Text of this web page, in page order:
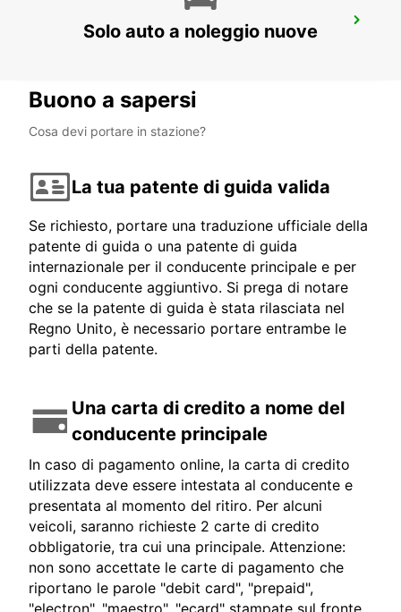
PAU MAULEON
Solo auto a noleggio nuove
Buono a sapersi
Cosa devi portare in stazione?
La tua patente di guida valida
Se richiesto, portare una traduzione ufficiale della
patente di guida o una patente di guida
internazionale per il conducente principale e per
ogni conducente aggiuntivo. Si prega di notare
che se la patente di guida è stata rilasciata nel
Regno Unito, è necessario portare entrambe le
parti della patente.
Una carta di credito a nome del
conducente principale
In caso di pagamento online, la carta di credito
utilizzata deve essere intestata al conducente e
presentata al momento del ritiro. Per alcuni
veicoli, saranno richieste 2 carte di credito
obbligatorie, tra cui una principale. Attenzione:
non sono accettate le carte di pagamento che
riportano le parole "debit card", "prepaid",